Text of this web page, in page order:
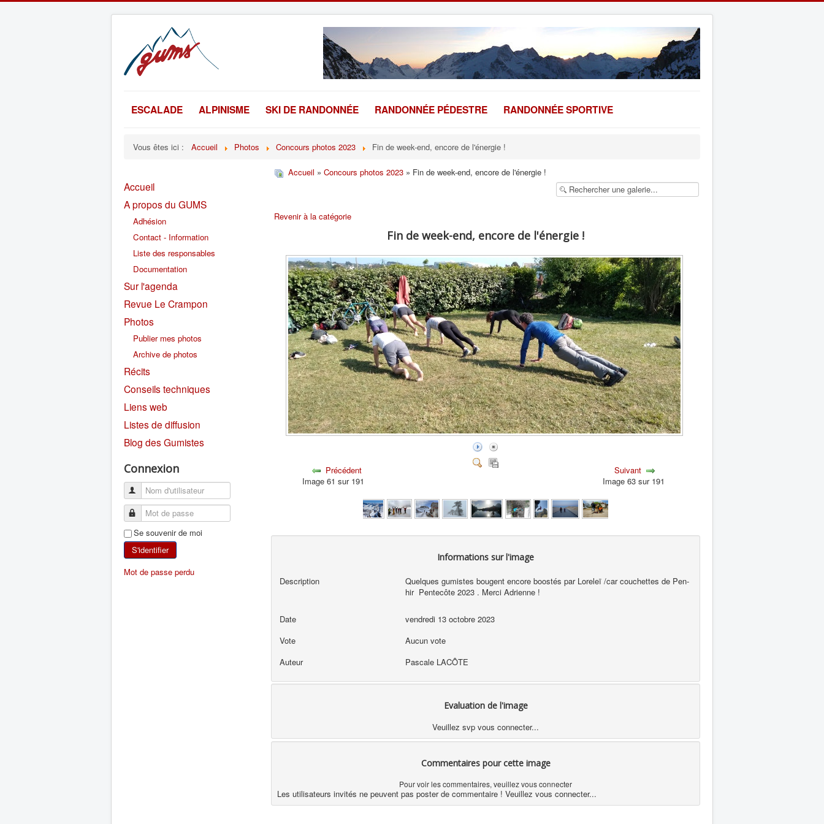
ESCALADE ALPINISME SKI DE RANDONNÉE RANDONNÉE PÉDESTRE RANDONNÉE SPORTIVE
Vous êtes ici : Accueil Photos Concours photos 2023 Fin de week-end, encore de l'énergie !
Accueil
A propos du GUMS
Adhésion
Contact - Information
Liste des responsables
Documentation
Sur l'agenda
Revue Le Crampon
Photos
Publier mes photos
Archive de photos
Récits
Conseils techniques
Liens web
Listes de diffusion
Blog des Gumistes
Connexion
Se souvenir de moi
S'identifier
Mot de passe perdu
Accueil » Concours photos 2023 » Fin de week-end, encore de l'énergie !
Revenir à la catégorie
Fin de week-end, encore de l'énergie !
Précédent
Image 61 sur 191
Suivant
Image 63 sur 191
Informations sur l'image
Description
Quelques gumistes bougent encore boostés par Loreleï /car couchettes de Pen-
hir Pentecôte 2023 . Merci Adrienne !
Date
vendredi 13 octobre 2023
Vote
Aucun vote
Auteur
Pascale LACÔTE
Evaluation de l'image
Veuillez svp vous connecter...
Commentaires pour cette image
Pour voir les commentaires, veuillez vous connecter
Les utilisateurs invités ne peuvent pas poster de commentaire ! Veuillez vous connecter...